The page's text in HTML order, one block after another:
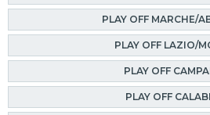
PLAY OFF MARCHE/
PLAY OFF LAZIO/
PLAY OFF
PLAY OFF